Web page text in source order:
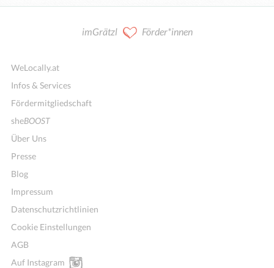
imGrätzl Förder*innen
WeLocally.at
Infos & Services
Fördermitgliedschaft
sheBOOST
Über Uns
Presse
Blog
Impressum
Datenschutzrichtlinien
Cookie Einstellungen
AGB
Auf Instagram